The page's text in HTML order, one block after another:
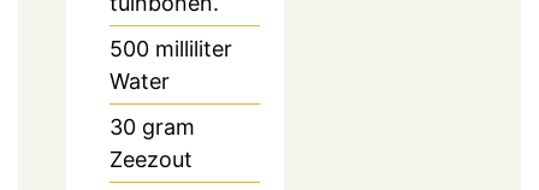
500 milliliter
Water
30 gram
Zeezout